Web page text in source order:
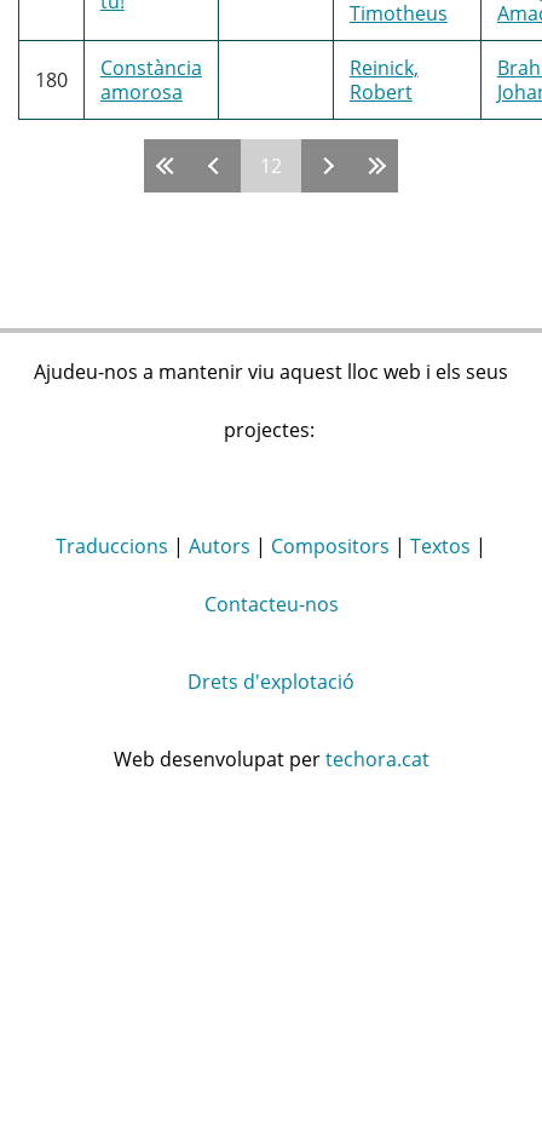
Timotheus
180
Constància
amorosa
Reinick,
Robert
12
Ajudeu-nos a mantenir viu aquest lloc web i els seus
projectes:
Traduccions | Autors | Compositors | Textos |
Contacteu-nos
Drets d'explotació
Web desenvolupat pertechora.cat